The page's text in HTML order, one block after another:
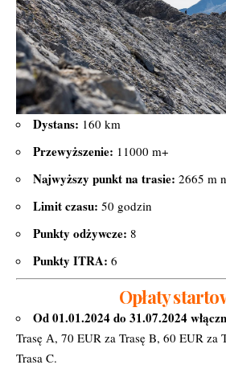
Dystans: 160 km
Przewyższenie: 11000 m+
Najwyższy punkt na trasie: 2665 m
Limit czasu: 50 godzin
Punkty odżywcze: 8
Punkty ITRA: 6
Opłaty
Od 01.01.2024 do 31.07.2024
Trasę А, 70 EUR za Trasę B, 60 EUR za
Trasa C.